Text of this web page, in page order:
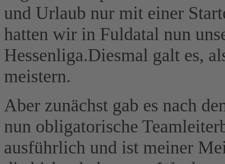
und Urlaub nur mit einer
hatten wir in Fuldatal nun
Hessenliga.Diesmal galt es,
meistern.
Aber zunächst gab es nach
nun obligatorische
ausführlich und ist meiner